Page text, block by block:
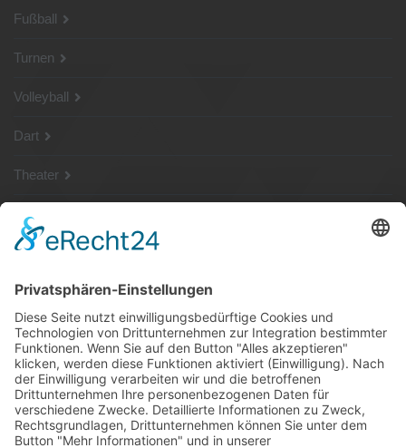
Fußball
Turnen
Volleyball
Dart
Theater
SG Shop
Sponsoren
Kontakt
Social Media